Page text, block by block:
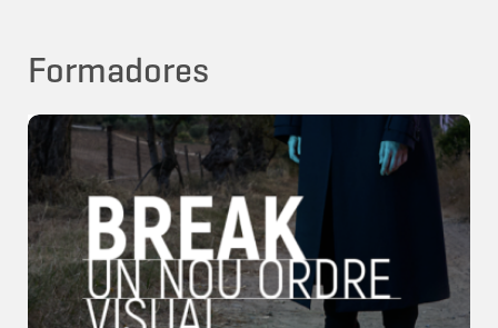
Formadores